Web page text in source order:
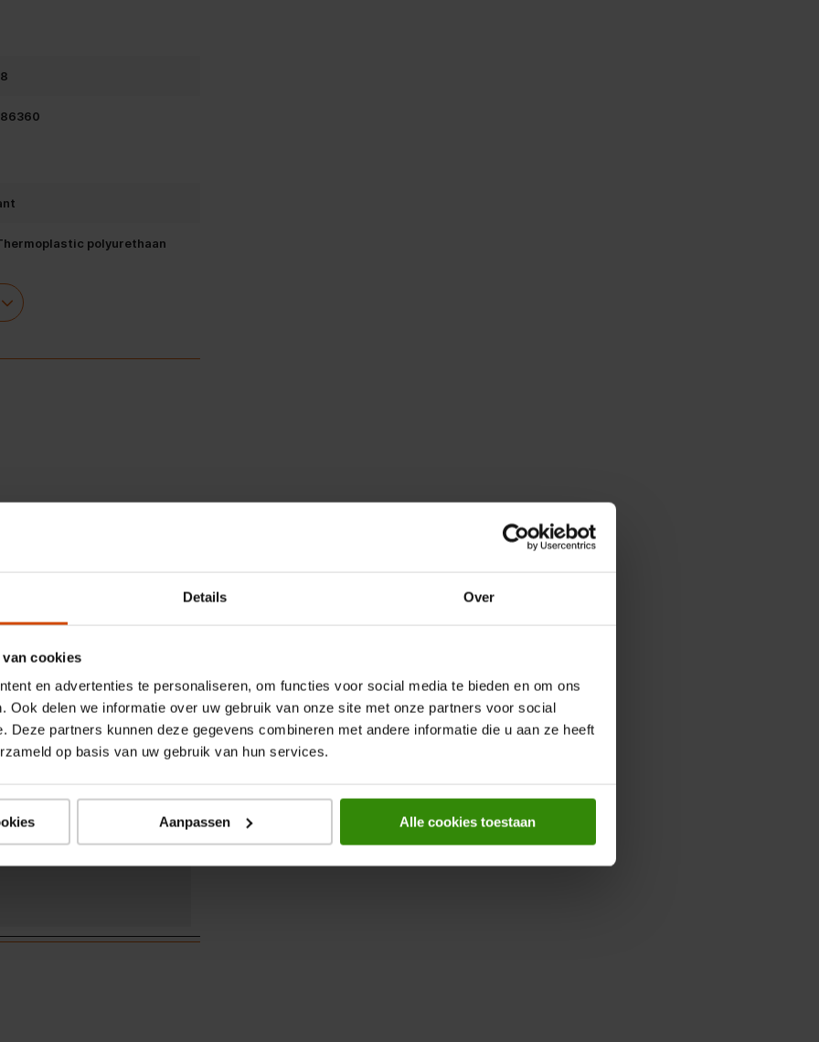
Details Over
cookies
en advertenties te personaliseren, om functies voor social media te bieden en om ons
Ook delen we informatie over uw gebruik van onze site met onze partners voor social
Deze partners kunnen deze gegevens combineren met andere informatie die u aan ze heeft
op basis van uw gebruik van hun services.
Aanpassen Alle cookies toestaan
polyurethaan
polyurethaan
doos
S23 Ultra
Stofafstotend,